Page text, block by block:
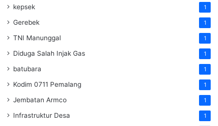
kepsek 1
Gerebek 1
TNI Manunggal 1
Diduga Salah Injak Gas 1
batubara 1
Kodim 0711 Pemalang 1
Jembatan Armco 1
Infrastruktur Desa 1